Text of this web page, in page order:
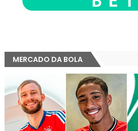
MERCADO DA BOLA